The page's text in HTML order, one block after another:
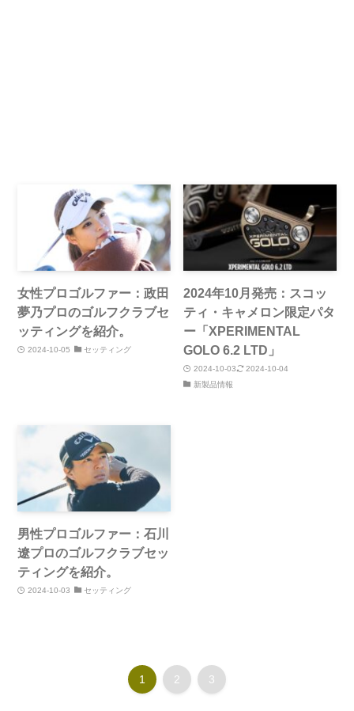
女性プロゴルファー：政田
夢乃プロのゴルフクラブセ
ッティングを紹介。
2024-10-05 セッティング
2024年10月発売：スコッ
ティ・キャメロン限定パタ
ー「XPERIMENTAL
GOLO 6.2 LTD」
2024-10-03
2024-10-04
新製品情報
男性プロゴルファー：石川
遼プロのゴルフクラブセッ
ティングを紹介。
2024-10-03 セッティング
1 2 3